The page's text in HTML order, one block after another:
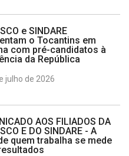
e SINDARE
o Tocantins em
com pré-candidatos à
da República
julho de 2026
AOS FILIADOS DA
E DO SINDARE - A
quem trabalha se mede